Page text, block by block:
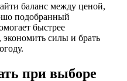
баланс между ценой,
подобранный
быстрее
экономить силы и брать
при выборе